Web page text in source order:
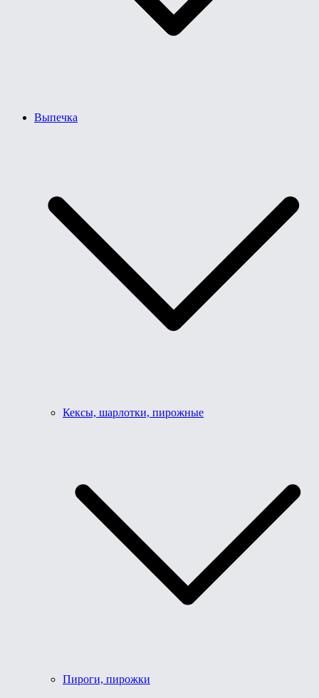
Выпечка
Кексы, шарлотки, пирожные
Пироги, пирожки